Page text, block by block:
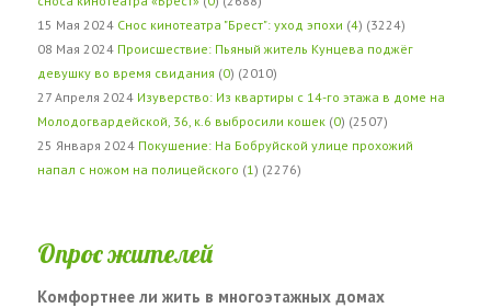
15 Мая 2024 Снос кинотеатра "Брест": уход эпохи (4) (3224)
08 Мая 2024 Происшествие: Пьяный житель Кунцева поджёг
девушку во время свидания (0) (2010)
27 Апреля 2024 Изуверство: Из квартиры с 14-го этажа в доме на
Молодогвардейской, 36, к.6 выбросили кошек (0) (2507)
25 Января 2024 Покушение: На Бобруйской улице прохожий
напал с ножом на полицейского (1 ) (2276)
Опрос жителей
Комфортнее ли жить в многоэтажных домах